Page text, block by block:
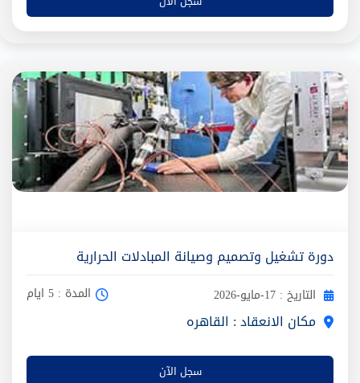
دورة تشغيل وتصميم وصيانة المبادلات الحرارية
التاريخ : 17-مايو-2026 المدة : 5 ايام
مكان الانعقاد : القاهره
سجل الآن